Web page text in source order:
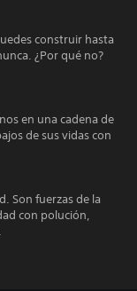
construir hasta
¿Por qué no?
en una cadena de
de sus vidas con
Son fuerzas de la
con polución,